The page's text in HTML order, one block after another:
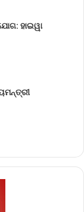
ହାଇୱା